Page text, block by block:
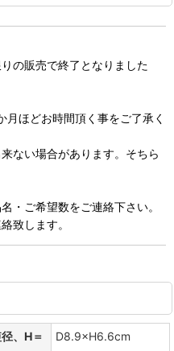
の販売で終了となりました
ほどお時間頂く事をご了承く
ない場合があります。そちら
・ご希望数をご連絡下さい。
致します。
、H＝
D8.9×H6.6cm